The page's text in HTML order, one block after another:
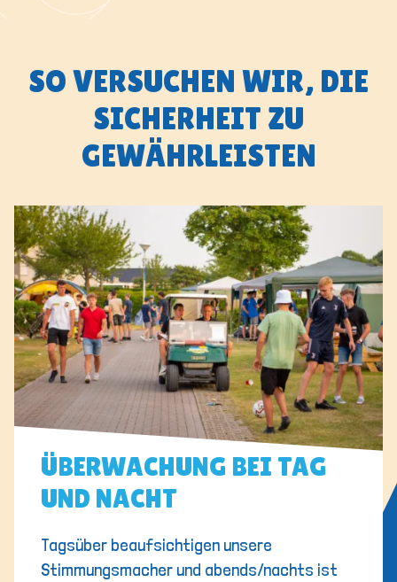
SO VERSUCHEN WIR, DIE
SICHERHEIT ZU
GEWÄHRLEISTEN
ÜBERWACHUNG BEI TAG
UND NACHT
Tagsüber beaufsichtigen unsere
Stimmungsmacher und abends/nachts ist